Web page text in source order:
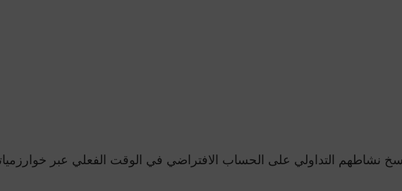
نشاطهم التداولي على الحساب الافتراضي في الوقت الفعلي عبر